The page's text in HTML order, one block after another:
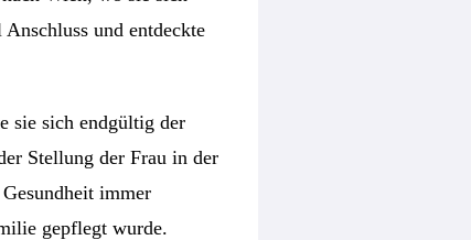
und entdeckte
sie sich endgültig der
Stellung der Frau in der
immer
gepflegt wurde.